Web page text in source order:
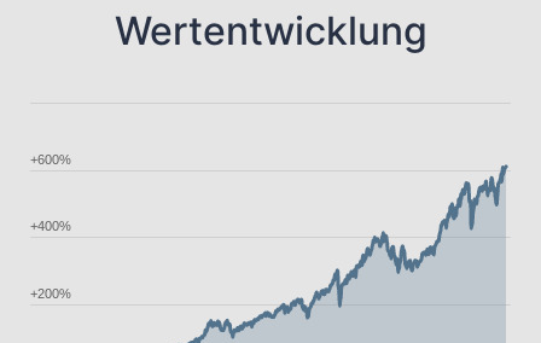
Wertentwicklung
+200%
+400%
+600%